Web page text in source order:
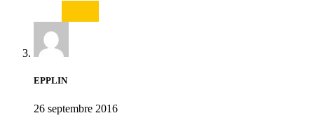
EPPLIN
26 septembre 2016